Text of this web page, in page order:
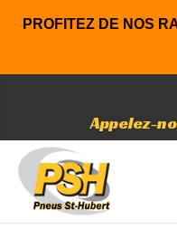
PROFITEZ DE NOS
Appelez-